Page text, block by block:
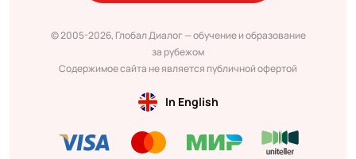
© 2005-2026, Глобал Диалог — обучение и образование
за рубежом
Содержимое сайта не является публичной офертой
In English